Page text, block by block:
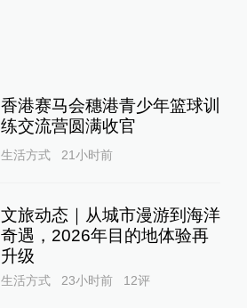
香港赛马会穗港青少年篮球训
练交流营圆满收官
生活方式 21小时前
文旅动态｜从城市漫游到海洋
奇遇，2026年目的地体验再
升级
生活方式 23小时前 12评